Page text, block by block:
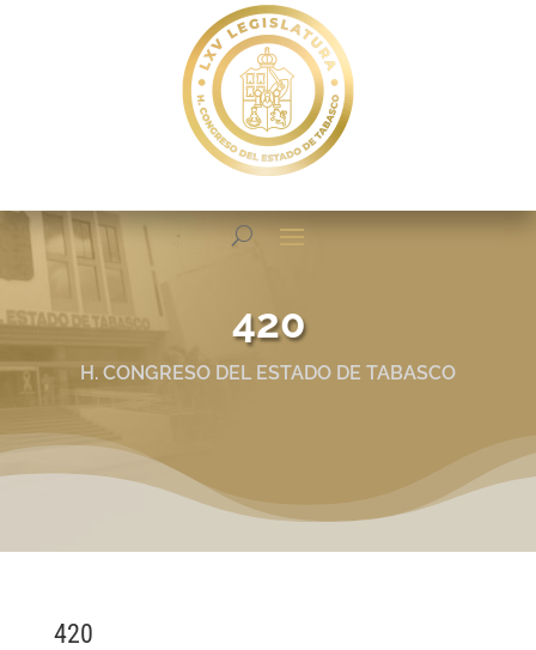
420
H. CONGRESO DEL ESTADO DE TABASCO
420